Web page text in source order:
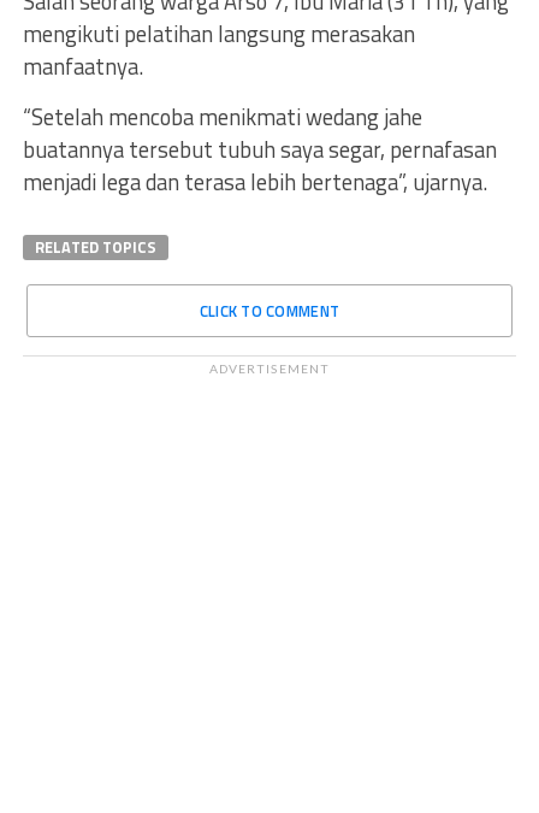
mengikuti pelatihan langsung merasakan
manfaatnya.
“Setelah mencoba menikmati wedang jahe
buatannya tersebut tubuh saya segar, pernafasan
menjadi lega dan terasa lebih bertenaga”, ujarnya.
RELATED TOPICS
CLICK TO COMMENT
ADVERTISEMENT